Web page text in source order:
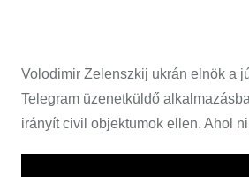
Volodimir Zelenszkij ukrán elnök a
Telegram üzenetküldő
irányít civil objektumok ellen. Ahol